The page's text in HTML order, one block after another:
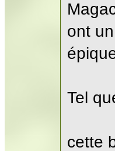
ont
Tel
cette